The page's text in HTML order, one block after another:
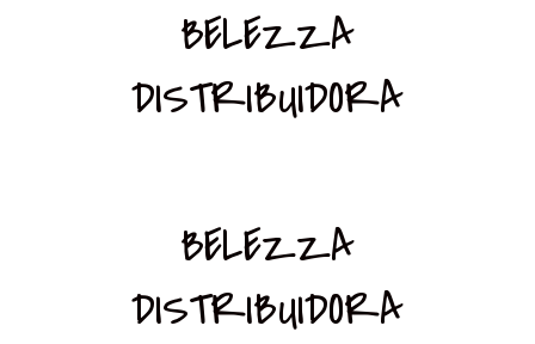
BELEZZA
DISTRIBUIDORA
BELEZZA
DISTRIBUIDORA